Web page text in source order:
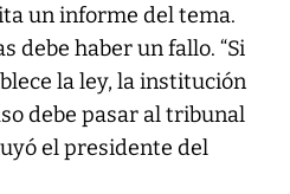
un informe del tema.
debe haber un fallo. “Si
la ley, la institución
debe pasar al tribunal
el presidente del